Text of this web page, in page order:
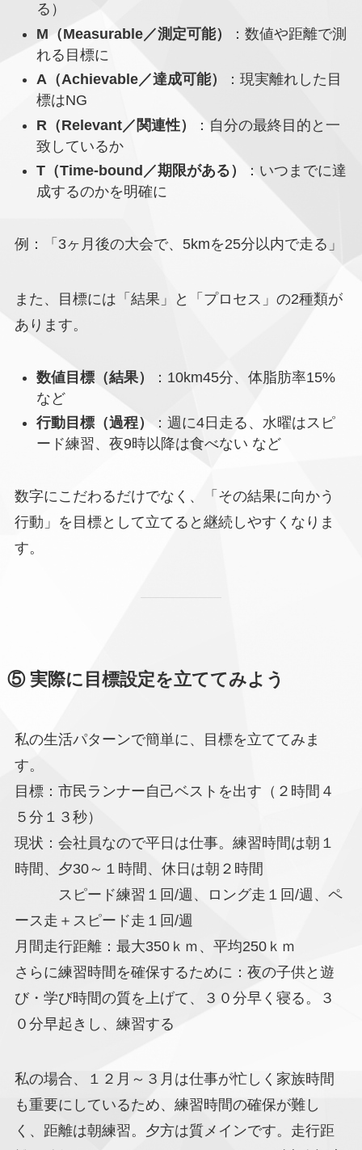
る）
M（Measurable／測定可能）
：数値や距離で測
れる目標に
A（Achievable／達成可能）
：現実離れした目
標はNG
R（Relevant／関連性）
：自分の最終目的と一
致しているか
T（Time-bound／期限がある）
：いつまでに達
成するのかを明確に
例：「3ヶ月後の大会で、5kmを25分以内で走る」
また、目標には「結果」と「プロセス」の2種類が
あります。
数値目標（結果）
：10km45分、体脂肪率15%
など
行動目標（過程）
：週に4日走る、水曜はスピ
ード練習、夜9時以降は食べない など
数字にこだわるだけでなく、「その結果に向かう
行動」を目標として立てると継続しやすくなりま
す。
⑤ 実際に目標設定を立ててみよう
私の生活パターンで簡単に、目標を立ててみま
す。
目標：市民ランナー自己ベストを出す（２時間４
５分１３秒）
現状：会社員なので平日は仕事。練習時間は朝１
時間、夕30～１時間、休日は朝２時間
スピード練習１回/週、ロング走１回/週、ペ
ース走＋スピード走１回/週
月間走行距離：最大350ｋｍ、平均250ｋｍ
さらに練習時間を確保するために：夜の子供と遊
び・学び時間の質を上げて、３０分早く寝る。３
０分早起きし、練習する
私の場合、１２月～３月は仕事が忙しく家族時間
も重要にしているため、練習時間の確保が難し
く、距離は朝練習。夕方は質メインです。走行距